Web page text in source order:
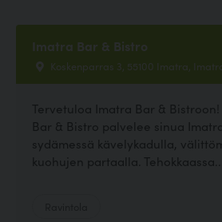
Imatra Bar & Bistro
Koskenparras 3, 55100 Imatra,
Tervetuloa Imatra Bar &
Bar & Bistro palvelee sinua
sydämessä kävelykadulla,
kuohujen partaalla. Tehokkaassa...